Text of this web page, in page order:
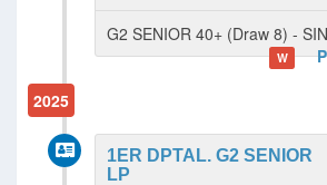
G2 SENIOR 40+ (Draw 8) -
W
2025
1ER DPTAL. G2 SENIOR
LP